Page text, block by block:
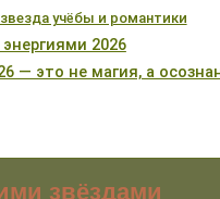
учёбы и романтики
2026
— это не магия, а
звёздами